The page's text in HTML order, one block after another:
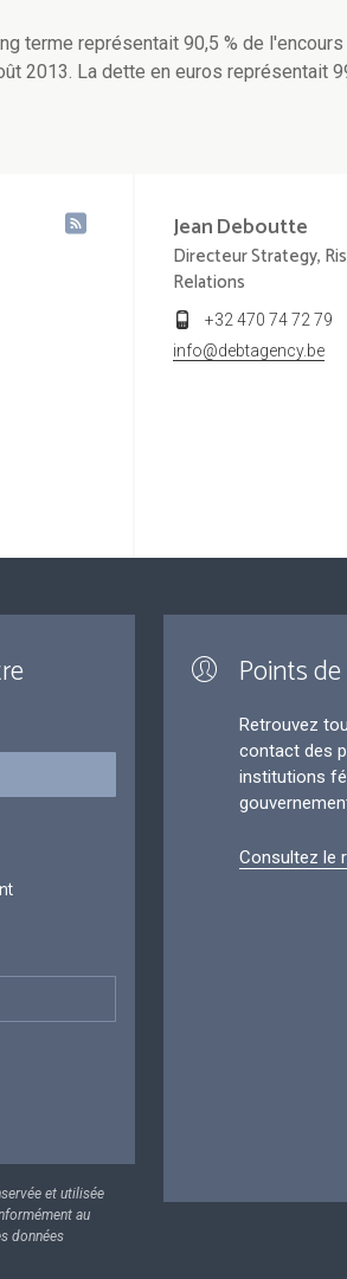
terme représentait 90,5 % de
2013. La dette en euros représentait
JeanDeboutte
Directeur Strategy,
Relations
+32 470 74 72 79
info@debtagency.be
et utilisée
au
données
Points
Retrouvez
contact des
institutions
Consultez le